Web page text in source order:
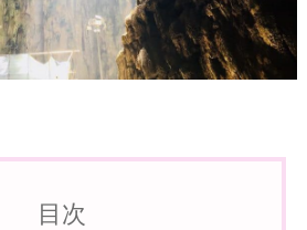
目次